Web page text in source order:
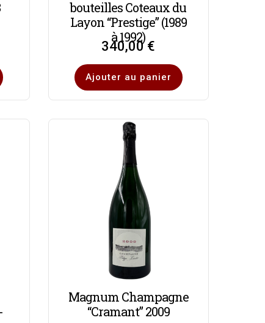
bouteilles Coteaux du
Layon “Prestige” (1989
à 1992)
340,00€
Ajouter au panier
Magnum Champagne
“Cramant” 2009